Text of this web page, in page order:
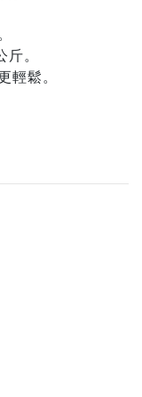
。
輕鬆。